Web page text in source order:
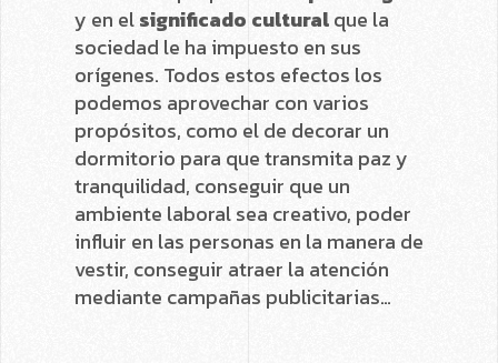
y en elsignificado culturalque la
sociedad le ha impuesto en sus
orígenes. Todos estos efectos los
podemos aprovechar con varios
propósitos, como el de decorar un
dormitorio para que transmita paz y
tranquilidad, conseguir que un
ambiente laboral sea creativo, poder
influir en las personas en la manera de
vestir, conseguir atraer la atención
mediante campañas publicitarias…